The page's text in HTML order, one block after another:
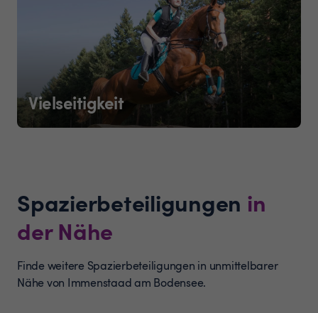
Vielseitigkeit
Spazierbeteiligungen in
der Nähe
Finde weitere Spazierbeteiligungen in unmittelbarer
Nähe von Immenstaad am Bodensee.